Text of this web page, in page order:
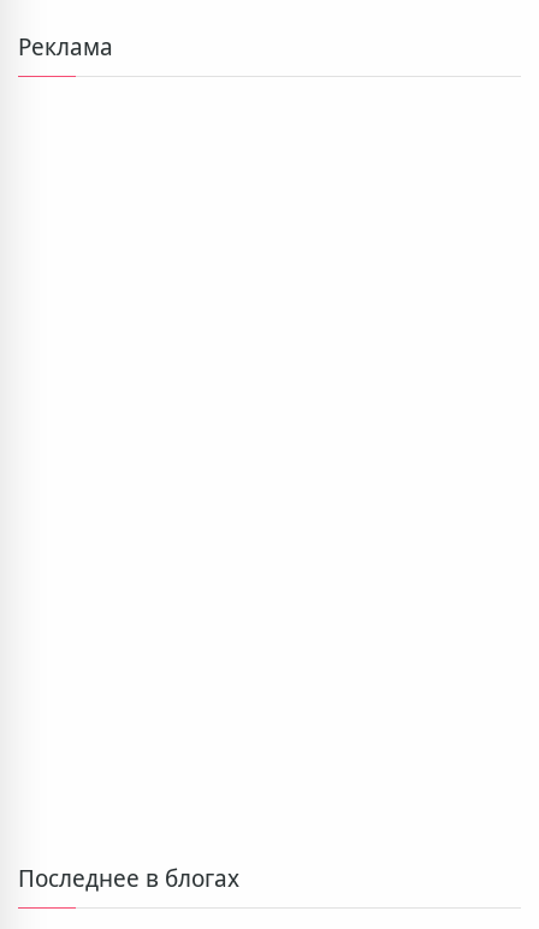
Реклама
Последнее в блогах